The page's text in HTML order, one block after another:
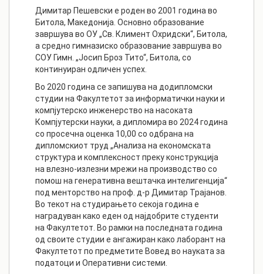
Димитар Пешевски е роден во 2001 година во
Битола, Македонија. Основно образование
завршува во ОУ „Св. Климент Охридски“, Битола,
а средно гимназиско образование завршува во
СОУ Гимн. „Јосип Броз Тито“, Битола, со
континуиран одличен успех.
Во 2020 година се запишува на додипломски
студии на Факултетот за информатички науки и
компјутерско инженерство на насоката
Компјутерски науки, а дипломира во 2024 година
со просечна оценка 10,00 со одбрана на
дипломскиот труд „Анализа на економската
структура и комплексност преку конструкција
на влезно-излезни мрежи на производство со
помош на генеративна вештачка интелигенција“
под менторство на проф. д-р Димитар Трајанов.
Во текот на студирањето секоја година е
наградуван како еден од најдобрите студенти
на Факултетот. Во рамки на последната година
од своите студии е ангажиран како лаборант на
Факултетот по предметите Вовед во науката за
податоци и Оперативни системи.